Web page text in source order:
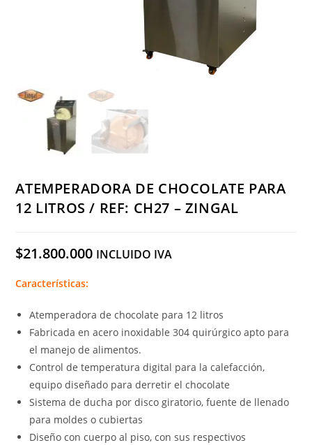
ATEMPERADORA DE CHOCOLATE PARA
12 LITROS / REF: CH27 – ZINGAL
$21.800.000 INCLUIDO IVA
Características:
Atemperadora de chocolate para 12 litros
Fabricada en acero inoxidable 304 quirúrgico apto para
el manejo de alimentos.
Control de temperatura digital para la calefacción,
equipo diseñado para derretir el chocolate
Sistema de ducha por disco giratorio, fuente de llenado
para moldes o cubiertas
Diseño con cuerpo al piso, con sus respectivos